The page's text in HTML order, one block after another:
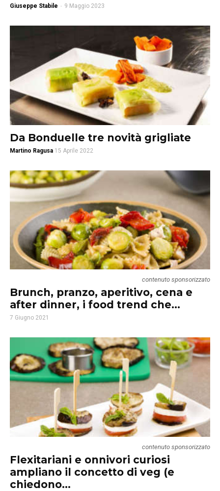
Giuseppe Stabile - 9 Maggio 2023
Da Bonduelle tre novità grigliate
Martino Ragusa 15 Aprile 2022
contenuto sponsorizzato
Brunch, pranzo, aperitivo, cena e
after dinner, i food trend che...
7 Giugno 2021
contenuto sponsorizzato
Flexitariani e onnivori curiosi
ampliano il concetto di veg (e
chiedono...